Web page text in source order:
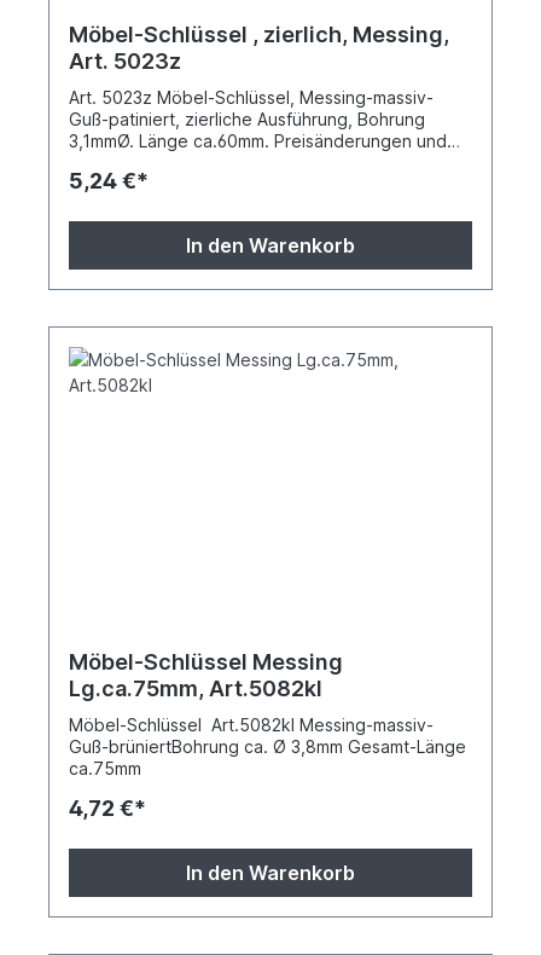
Möbel-Schlüssel , zierlich, Messing,
Art. 5023z
Art. 5023z Möbel-Schlüssel, Messing-massiv-
Guß-patiniert, zierliche Ausführung, Bohrung
3,1mmØ. Länge ca.60mm. Preisänderungen und
5,24 €*
In den Warenkorb
Möbel-Schlüssel Messing
Lg.ca.75mm, Art.5082kl
Möbel-Schlüssel Art.5082kl Messing-massiv-
Guß-brüniertBohrung ca. Ø 3,8mm Gesamt-Länge
ca.75mm
4,72 €*
In den Warenkorb